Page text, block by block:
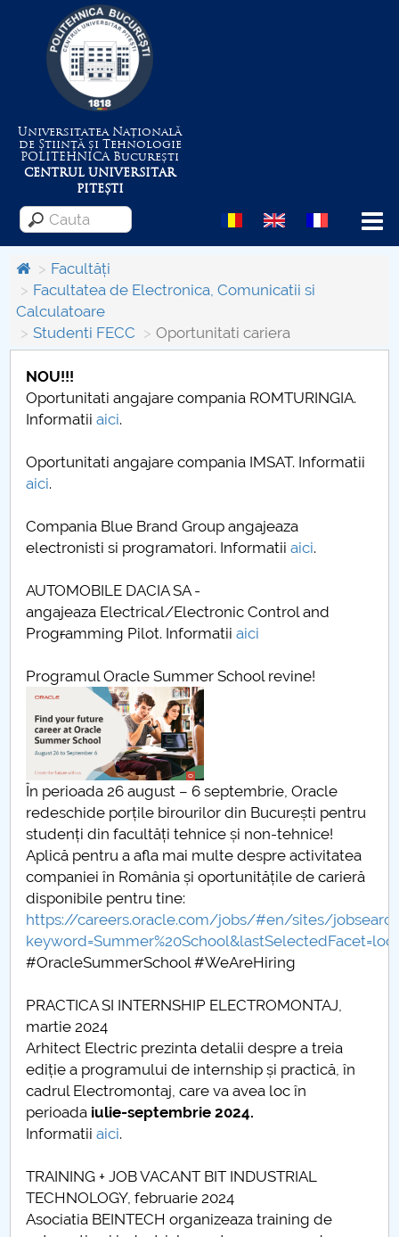
Universitatea Națională
de Știință și Tehnologie
POLITEHNICABucurești
CENTRUL UNIVERSITAR
PITEȘTI
Menu
Despre Universitate
Centrul de Management al Proiectelor
Consiliul de Administratie
Admitere
Români de pretutindeni - ADMITERE
Facultăți
Ghiduri pentru STUDENȚI
Relații Publice
Relații Internaționale
PNRR
Proiect PRIM STUD
Proiect SU-ETIC
Protecția datelor personale
UNIVERSITATE pentru comunitate
IOSUD/CSUD-Doctorate
Comisie de etica unversitară
Evenimente CUP
Accesibilitate pentru studenții cu dizabilități
Raportul Conducerii Centrului Universitar Pitești
Facultăți
Facultatea de Electronica, Comunicatii si
Calculatoare
Studenti FECC
Oportunitati cariera
NOU!!!
Oportunitati angajare compania ROMTURINGIA.
Informatiiaici.
Oportunitati angajare compania IMSAT. Informatii
aici.
Compania Blue Brand Group angajeaza
electronisti si programatori. Informatiiaici.
AUTOMOBILE DACIA SA -
angajeaza Electrical/Electronic Control and
Programming Pilot. Informatiiaici
Programul Oracle Summer School revine!
În perioada 26 august – 6 septembrie, Oracle
redeschide porțile birourilor din București pentru
studenți din facultăți tehnice și non-tehnice!
Aplică pentru a afla mai multe despre activitatea
companiei în România și oportunitățile de carieră
disponibile pentru tine:
https://careers.oracle.com/jobs/#en/sites/
#OracleSummerSchool #WeAreHiring
PRACTICA SI INTERNSHIP ELECTROMONTAJ,
martie 2024
Arhitect Electric prezinta detalii despre a treia
ediție a programului de internship și practică, în
cadrul Electromontaj, care va avea loc în
perioada iulie-septembrie 2024.
Informatiiaici.
TRAINING + JOB VACANT BIT INDUSTRIAL
TECHNOLOGY, februarie 2024
Asociatia BEINTECH organizeaza training de